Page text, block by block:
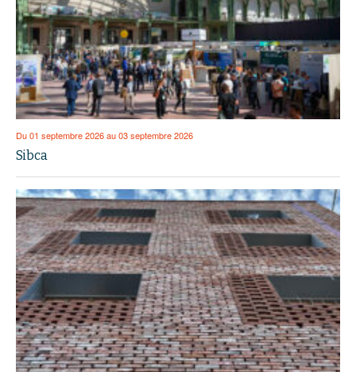
Du 01 septembre 2026 au 03 septembre 2026
Sibca